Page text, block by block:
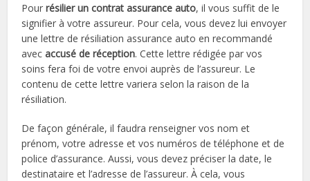
Pourrésilier un contrat assurance auto, il vous suffit de le
signifier à votre assureur. Pour cela, vous devez lui envoyer
une lettre de résiliation assurance auto en recommandé
avecaccusé de réception. Cette lettre rédigée par vos
soins fera foi de votre envoi auprès de l’assureur. Le
contenu de cette lettre variera selon la raison de la
résiliation.
De façon générale, il faudra renseigner vos nom et
prénom, votre adresse et vos numéros de téléphone et de
police d’assurance. Aussi, vous devez préciser la date, le
destinataire et l’adresse de l’assureur. À cela, vous